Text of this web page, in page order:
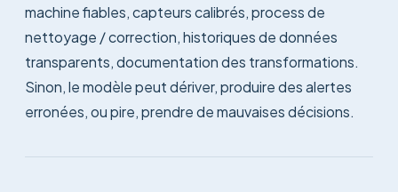
machine fiables, capteurs calibrés, process de
nettoyage / correction, historiques de données
transparents, documentation des transformations.
Sinon, le modèle peut dériver, produire des alertes
erronées, ou pire, prendre de mauvaises décisions.